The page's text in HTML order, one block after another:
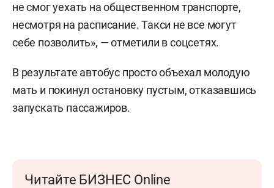
не смог уехать на общественном транспорте,
несмотря на расписание. Такси не все могут
себе позволить», — отметили в соцсетях.
В результате автобус просто объехал молодую
мать и покинул остановку пустым, отказавшись
запускать пассажиров.
Читайте БИЗНЕС Online